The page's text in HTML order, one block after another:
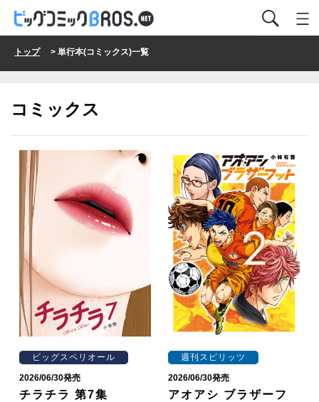
トップ> 単行本(コミックス)一覧
コミックス
ビッグスペリオール
2026/06/30発売
チラチラ 第7集
週刊スピリッツ
2026/06/30発売
アオアシ ブラザーフ